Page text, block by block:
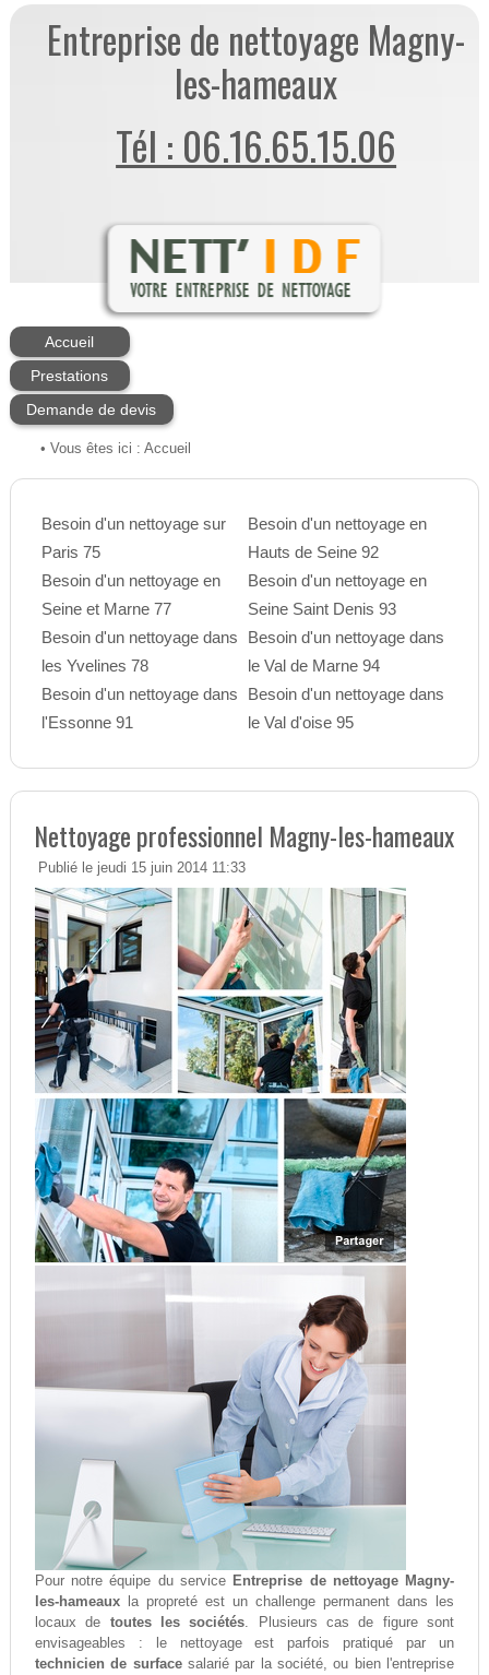
Entreprise de nettoyage Magny-
les-hameaux
Tél : 06.16.65.15.06
Accueil
Prestations
Demande de devis
• Vous êtes ici : Accueil
Besoin d'un nettoyage sur
Paris 75
Besoin d'un nettoyage en
Seine et Marne 77
Besoin d'un nettoyage dans
les Yvelines 78
Besoin d'un nettoyage dans
l'Essonne 91
Besoin d'un nettoyage en
Hauts de Seine 92
Besoin d'un nettoyage en
Seine Saint Denis 93
Besoin d'un nettoyage dans
le Val de Marne 94
Besoin d'un nettoyage dans
le Val d'oise 95
Nettoyage professionnel Magny-les-hameaux
Publié le jeudi 15 juin 2014 11:33
Pour notre équipe du service Entreprise de nettoyage Magny-
les-hameauxla propreté est un challenge permanent dans les
locaux de toutes les sociétés. Plusieurs cas de figure sont
envisageables : le nettoyage est parfois pratiqué par un
technicien de surfacesalarié par la société, ou bien l'entreprise